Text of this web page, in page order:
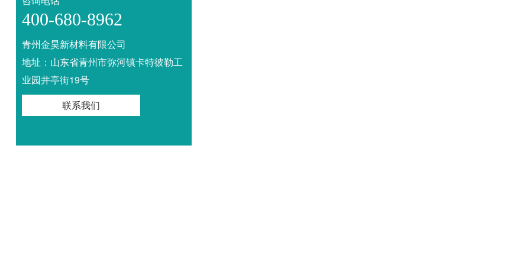
400-680-8962
青州金昊新材料有限公司
地址：山东省青州市弥河镇卡特彼勒工
业园井亭街19号
联系我们